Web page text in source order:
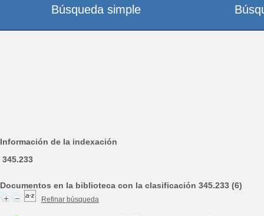
Información de la indexación
345.233
Documentos en la biblioteca con la clasificación 345.233 (6)
Refinar búsqueda
Búsqueda simple